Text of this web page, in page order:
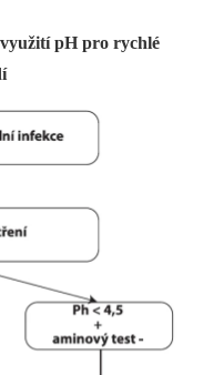
pH pro rychlé